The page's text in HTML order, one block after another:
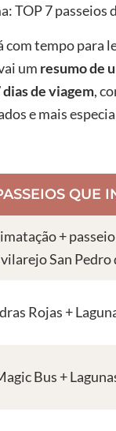
TOP 7 passeios
com tempo para
um resumo de
de viagem,
e mais
QUE
+
vilarejo San Pedro
Rojas +
Bus +